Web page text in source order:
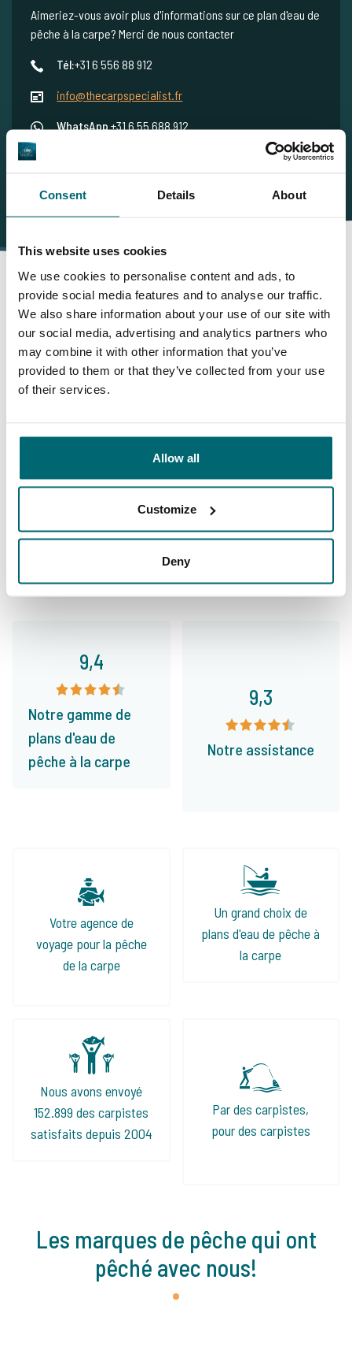
Consent Details About
This website uses cookies
We use cookies to personalise content and ads, to
provide social media features and to analyse our traffic.
We also share information about your use of our site with
our social media, advertising and analytics partners who
may combine it with other information that you’ve
provided to them or that they’ve collected from your use
of their services.
Allow all
Customize
Deny
Aimeriez-vous avoir plus d'informations sur ce plan d'eau de
pêche à la carpe? Merci de nous contacter
Tél:+31 6 556 88 912
info@thecarpspecialist.fr
WhatsApp+31 6 55 688 912
The Carp Specialist: bien
sûr!
35030 carpistes
9,4
Notre gamme de
plans d'eau de
pêche à la carpe
9,3
Notre assistance
Votre agence de
voyage pour la pêche
de la carpe
Un grand choix de
plans d'eau de pêche à
la carpe
Nous avons envoyé
152.899 des carpistes
satisfaits depuis 2004
Par des carpistes,
pour des carpistes
Les marques de pêche qui ont
pêché avec nous!
1